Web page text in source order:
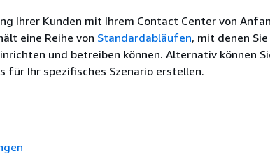
Ihrer Kunden mit Ihrem Contact Center von
eine Reihe von Standardabläufen, mit denen Sie
und betreiben können. Alternativ können
für Ihr spezifisches Szenario erstellen.